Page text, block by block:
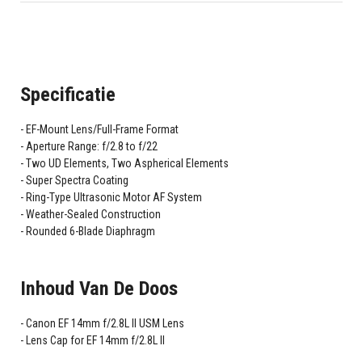
Specificatie
EF-Mount Lens/Full-Frame Format
Aperture Range: f/2.8 to f/22
Two UD Elements, Two Aspherical Elements
Super Spectra Coating
Ring-Type Ultrasonic Motor AF System
Weather-Sealed Construction
Rounded 6-Blade Diaphragm
Inhoud Van De Doos
Canon EF 14mm f/2.8L II USM Lens
Lens Cap for EF 14mm f/2.8L II